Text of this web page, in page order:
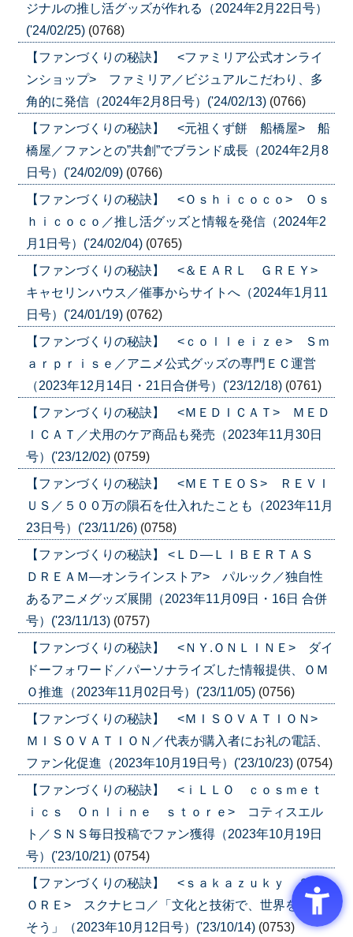
ジナルの推し活グッズが作れる（2024年2月22日号）
('24/02/25) (0768)
【ファンづくりの秘訣】 <ファミリア公式オンライ
ンショップ> ファミリア／ビジュアルこだわり、多
角的に発信（2024年2月8日号）('24/02/13) (0766)
【ファンづくりの秘訣】 <元祖くず餅 船橋屋> 船
橋屋／ファンとの”共創”でブランド成長（2024年2月8
日号）('24/02/09) (0766)
【ファンづくりの秘訣】 <Ｏｓｈｉｃｏｃｏ> Ｏｓ
ｈｉｃｏｃｏ／推し活グッズと情報を発信（2024年2
月1日号）('24/02/04) (0765)
【ファンづくりの秘訣】 <＆ＥＡＲＬ ＧＲＥＹ>
キャセリンハウス／催事からサイトへ（2024年1月11
日号）('24/01/19) (0762)
【ファンづくりの秘訣】 <ｃｏｌｌｅｉｚｅ> Ｓｍ
ａｒｐｒｉｓｅ／アニメ公式グッズの専門ＥＣ運営
（2023年12月14日・21日合併号）('23/12/18) (0761)
【ファンづくりの秘訣】 <ＭＥＤＩＣＡＴ> ＭＥＤ
ＩＣＡＴ／犬用のケア商品も発売（2023年11月30日
号）('23/12/02) (0759)
【ファンづくりの秘訣】 <ＭＥＴＥＯＳ> ＲＥＶＩ
ＵＳ／５００万の隕石を仕入れたことも（2023年11月
23日号）('23/11/26) (0758)
【ファンづくりの秘訣】 <ＬＤ―ＬＩＢＥＲＴＡＳ
ＤＲＥＡＭ―オンラインストア> パルック／独自性
あるアニメグッズ展開（2023年11月09日・16日 合併
号）('23/11/13) (0757)
【ファンづくりの秘訣】 <ＮＹ.ＯＮＬＩＮＥ> ダイ
ドーフォワード／パーソナライズした情報提供、ＯＭ
Ｏ推進（2023年11月02日号）('23/11/05) (0756)
【ファンづくりの秘訣】 <ＭＩＳＯＶＡＴＩＯＮ>
ＭＩＳＯＶＡＴＩＯＮ／代表が購入者にお礼の電話、
ファン化促進（2023年10月19日号）('23/10/23) (0754)
【ファンづくりの秘訣】 <ｉＬＬＯ ｃｏｓｍｅｔ
ｉｃｓ Ｏｎｌｉｎｅ ｓｔｏｒｅ> コティスエル
ト／ＳＮＳ毎日投稿でファン獲得（2023年10月19日
号）('23/10/21) (0754)
【ファンづくりの秘訣】 <ｓａｋａｚｕｋｙ ＳＴ
ＯＲＥ> スクナヒコ／「文化と技術で、世界を酔わ
そう」（2023年10月12日号）('23/10/14) (0753)